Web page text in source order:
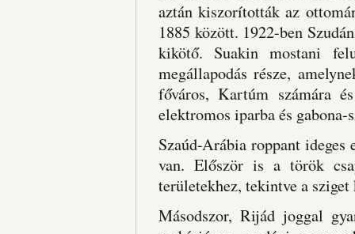
aztán kiszorították az
1885 között. 1922-ben
kikötő. Suakin mostani
megállapodás része,
főváros, Kartúm számára
elektromos iparba és gabona-
Szaúd-Arábia roppant
van. Először is a török
területekhez, tekintve a
Másodszor, Rijád joggal